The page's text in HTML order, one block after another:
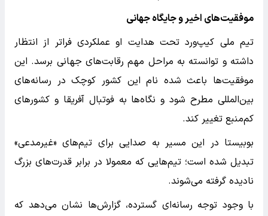
موفقیت‌های اخیر و جایگاه جهانی
تیم ملی کیپ‌ورد تحت هدایت او عملکردی فراتر از انتظار
داشته و توانسته به مراحل مهم رقابت‌های جهانی برسد. این
موفقیت‌ها باعث شده نام این کشور کوچک در رسانه‌های
بین‌المللی مطرح شود و نگاه‌ها به فوتبال آفریقا و کشورهای
کم‌منبع تغییر کند.
بوبیستا در این مسیر به صدایی برای تیم‌های «غیرمدعی»
تبدیل شده است؛ تیم‌هایی که معمولا در برابر قدرت‌های بزرگ
نادیده گرفته می‌شوند.
با وجود توجه رسانه‌ای گسترده، گزارش‌ها نشان می‌دهد که